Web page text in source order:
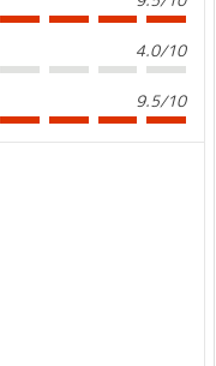
4.0/10
9.5/10